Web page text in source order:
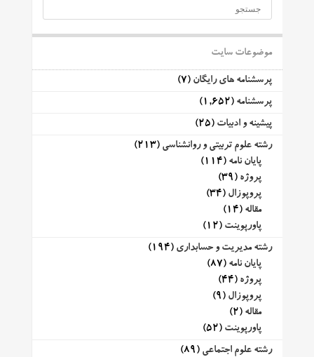
موضوعات سایت
پرسشنامه های رایگان (7)
پرسشنامه (1,652)
پیشینه و ادبیات (25)
رشته علوم تربیتی و روانشناسی (213)
پایان نامه (114)
پروژه (39)
پروپوزال (34)
مقاله (14)
پاورپوینت (12)
رشته مدیریت و حسابداری (194)
پایان نامه (87)
پروژه (44)
پروپوزال (9)
مقاله (2)
پاورپوینت (52)
رشته علوم اجتماعی (89)